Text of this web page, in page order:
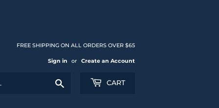
FREE SHIPPING ON ALL ORDERS OVER $65
Sign in or Create an Account
CART